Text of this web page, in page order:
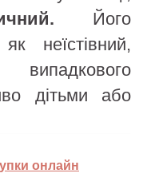
Його
неїстівний,
дітьми або
онлайн